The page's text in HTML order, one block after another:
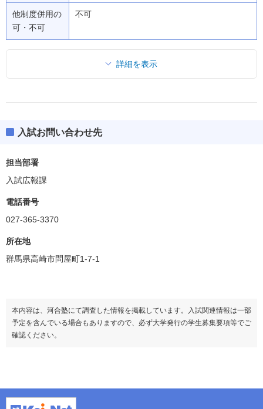
他制度併用の
可・不可
不可
詳細を表示
入試お問い合わせ先
担当部署
入試広報課
電話番号
027-365-3370
所在地
群馬県高崎市問屋町1-7-1
本内容は、河合塾にて調査した情報を掲載しています。入試関連情報は一部
予定を含んでいる場合もありますので、必ず大学発行の学生募集要項等でご
確認ください。